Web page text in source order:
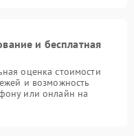
и бесплатная
оценка стоимости
и возможность
или онлайн на